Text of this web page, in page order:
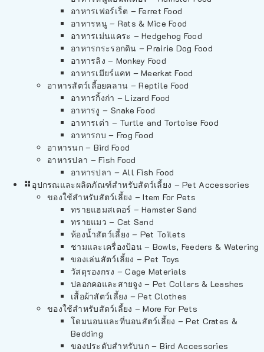
อาหารเฟอร์เร็ต – Ferret Food
อาหารหนู – Rats & Mice Food
อาหารเม่นแคระ – Hedgehog Food
อาหารกระรอกดิน – Prairie Dog Food
อาหารลิง – Monkey Food
อาหารเมียร์แคท – Meerkat Food
อาหารสัตว์เลี้อยคลาน – Reptile Food
อาหารกิ้งก่า – Lizard Food
อาหารงู – Snake Food
อาหารเต่า – Turtle and Tortoise Food
อาหารกบ – Frog Food
อาหารนก – Bird Food
อาหารปลา – Fish Food
อาหารปลา – All Fish Food
อุปกรณและผลิตภัณฑ์สำหรับสัตว์เลี้ยง – Pet Accessories
ของใช้สำหรับสัตว์เลี้ยง – Item For Pets
ทรายแฮมสเตอร์ – Hamster Sand
ทรายแมว – Cat Sand
ห้องน้ำสัตว์เลี้ยง – Pet Toilets
ชามและเครื่องป้อน – Bowls, Feeders & Watering
ของเล่นสัตว์เลี้ยง – Pet Toys
วัสดุรองกรง – Cage Materials
ปลอกคอและสายจูง – Pet Collars & Leashes
เสื้อผ้าสัตว์เลี้ยง – Pet Clothes
ของใช้สำหรับสัตว์เลี้ยง – More For Pets
โดมนอนและที่นอนสัตว์เลี้ยง – Pet Crates &
Bedding
ของประดับสำหรับนก – Bird Accessories